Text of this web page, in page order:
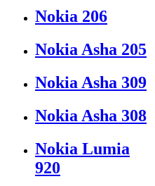
Nokia 206
Nokia Asha 205
Nokia Asha 309
Nokia Asha 308
Nokia Lumia
920